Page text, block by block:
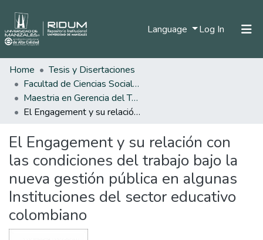
Language Log In (current)
Statistics
Home
Tesis y Disertaciones
Facultad de Ciencias Sociales y Humanas
Maestria en Gerencia del Talento Humano
El Engagement y su relación con las condiciones del trabajo bajo la nueva gestión pública en algunas Instituciones del sector educativo colombiano
El Engagement y su relación con
las condiciones del trabajo bajo la
nueva gestión pública en algunas
Instituciones del sector educativo
colombiano